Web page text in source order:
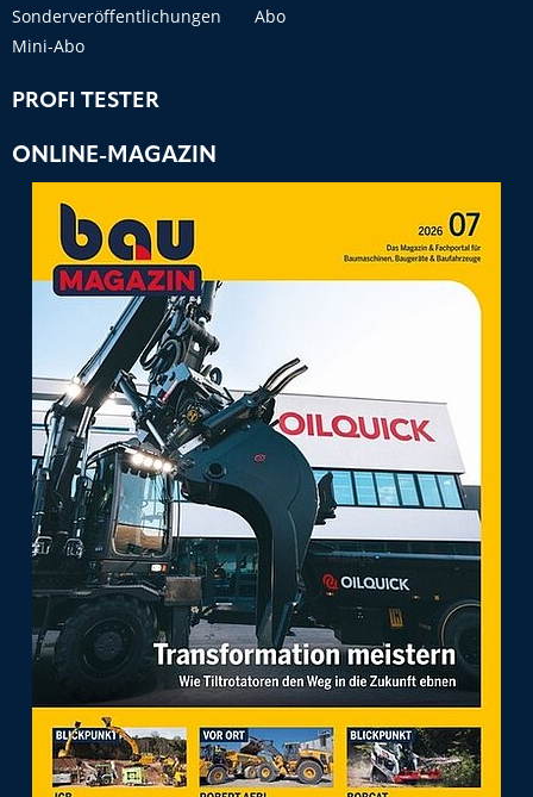
Sonderveröffentlichungen
Abo
Mini-Abo
PROFI TESTER
ONLINE-MAGAZIN